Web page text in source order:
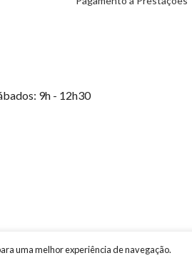
9h - 12h30
uma melhor experiência de navegação.